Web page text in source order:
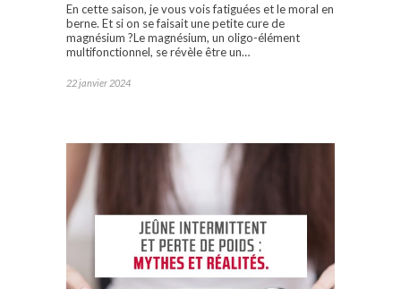
En cette saison, je vous vois fatiguées et le moral en
berne. Et si on se faisait une petite cure de
magnésium ?Le magnésium, un oligo-élément
multifonctionnel, se révèle être un…
22 janvier 2024